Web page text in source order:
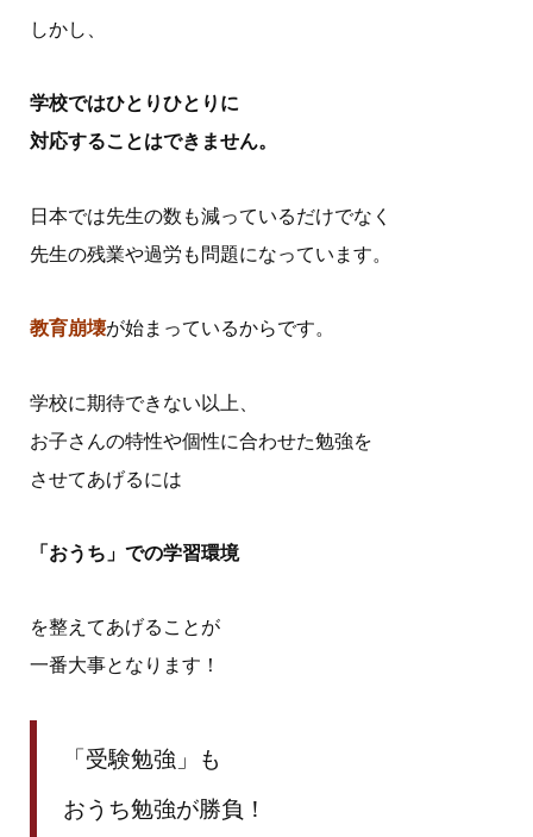
しかし、
学校ではひとりひとりに
対応することはできません。
日本では先生の数も減っているだけでなく
先生の残業や過労も問題になっています。
教育崩壊が始まっているからです。
学校に期待できない以上、
お子さんの特性や個性に合わせた勉強を
させてあげるには
「おうち」での学習環境
を整えてあげることが
一番大事となります！
「受験勉強」も
おうち勉強が勝負！